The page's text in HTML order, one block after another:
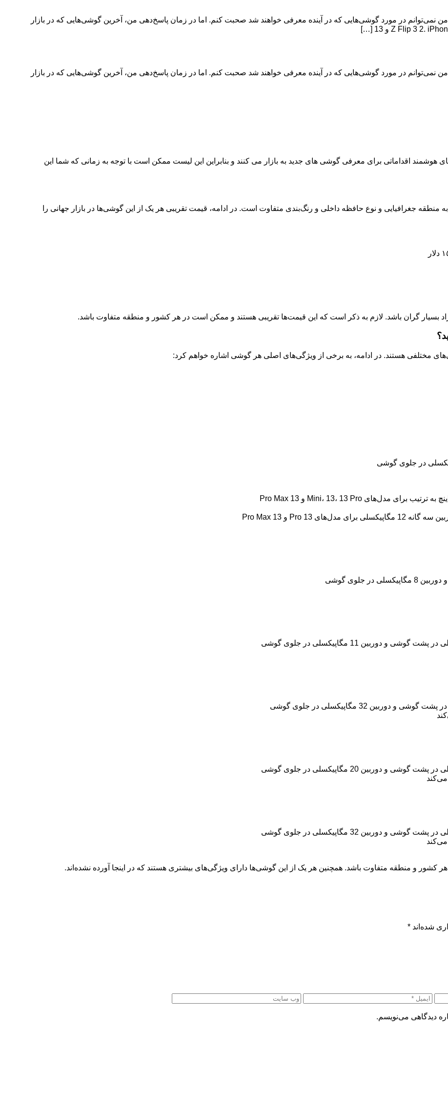
اینکه تاریخ پرسش شما در تاریخ 16 جولای 2023 است، من نمی‌توانم در مورد گوشی‌هایی که در آینده معرفی خواهند شد صحبت کنم. اما در زمان پاسخ‌دهی من، آخرین گوشی‌هایی که در بازار
اینکه تاریخ پرسش شما در تاریخ 16 جولای 2023 است، من نمی‌توانم در مورد گوشی‌هایی که در آینده معرفی خواهند شد صحبت کنم. اما در زمان پاسخ‌دهی من، آخرین گوشی‌هایی که در بازار
هوشمند اقداماتی برای معرفی گوشی های جدید به بازار می کنند و بنابراین این لیست ممکن است با توجه به زمانی که شما این
منطقه جغرافیایی و نوع حافظه داخلی و رنگ‌بندی متفاوت است. در ادامه، قیمت تقریبی هر یک از این گوشی‌ها در بازار جهانی را
بسیار گران باشد. لازم به ذکر است که این قیمت‌ها تقریبی هستند و ممکن است در هر کشور و منطقه متفاوت باشد.
مختلفی هستند. در ادامه، به برخی از ویژگی‌های اصلی هر گوشی اشاره خواهم کرد:
کشور و منطقه متفاوت باشد. همچنین هر یک از این گوشی‌ها دارای ویژگی‌های بیشتری هستند که در اینجا آورده نشده‌اند.
شده‌اند *
دیدگاهی می‌نویسم.